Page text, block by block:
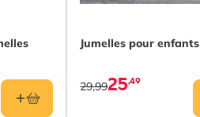
Jumelles pour enfants
25,49
29,99